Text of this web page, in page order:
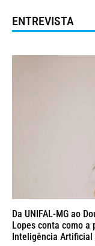
ENTREVISTA
Da UNIFAL-MG ao
Lopes conta como
Inteligência Artificial